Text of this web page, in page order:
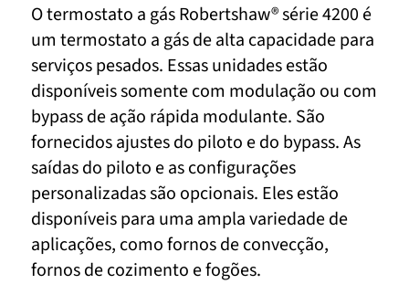
O termostato a gás Robertshaw® série 4200 é
um termostato a gás de alta capacidade para
serviços pesados. Essas unidades estão
disponíveis somente com modulação ou com
bypass de ação rápida modulante. São
fornecidos ajustes do piloto e do bypass. As
saídas do piloto e as configurações
personalizadas são opcionais. Eles estão
disponíveis para uma ampla variedade de
aplicações, como fornos de convecção,
fornos de cozimento e fogões.